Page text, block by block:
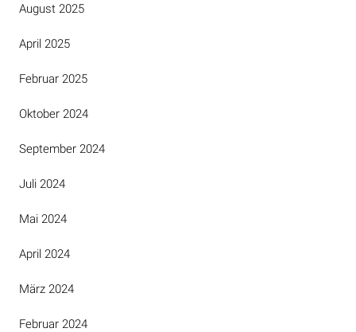
August 2025
April 2025
Februar 2025
Oktober 2024
September 2024
Juli 2024
Mai 2024
April 2024
März 2024
Februar 2024